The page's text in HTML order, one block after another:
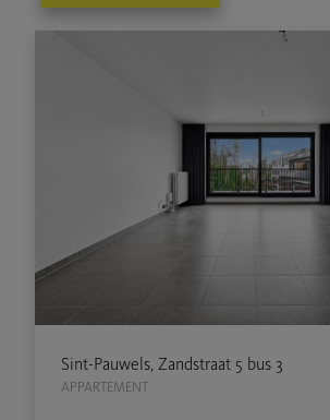
Sint-Pauwels, Zandstraat 5 bus 3
APPARTEMENT